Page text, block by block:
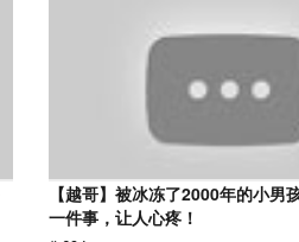
【越哥】被冰冻了2000年的小男
一件事，让人心疼！